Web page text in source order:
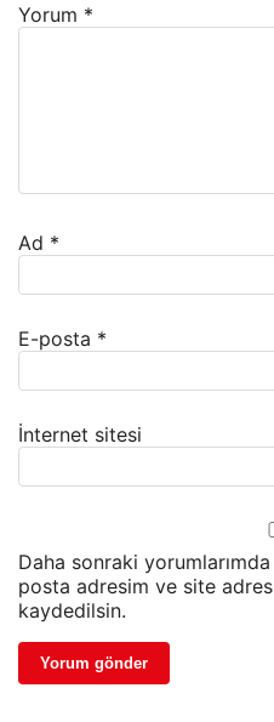
Yorum *
Ad *
E-posta *
İnternet sitesi
Daha sonraki yorumlarımda
posta adresim ve site
kaydedilsin.